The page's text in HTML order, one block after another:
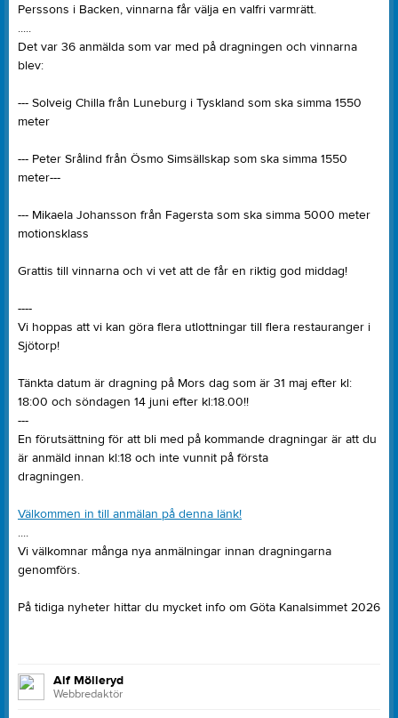
Perssons i Backen, vinnarna får välja en valfri varmrätt.
.....
Det var 36 anmälda som var med på dragningen och vinnarna
blev:
--- Solveig Chilla från Luneburg i Tyskland som ska simma 1550
meter
--- Peter Srålind från Ösmo Simsällskap som ska simma 1550
meter---
--- Mikaela Johansson från Fagersta som ska simma 5000 meter
motionsklass
Grattis till vinnarna och vi vet att de får en riktig god middag!
----
Vi hoppas att vi kan göra flera utlottningar till flera restauranger i
Sjötorp!
Tänkta datum är dragning på Mors dag som är 31 maj efter kl:
18:00 och söndagen 14 juni efter kl:18.00!!
---
En förutsättning för att bli med på kommande dragningar är att du
är anmäld innan kl:18 och inte vunnit på första
dragningen.
Välkommen in till anmälan på denna länk!
....
Vi välkomnar många nya anmälningar innan dragningarna
genomförs.
På tidiga nyheter hittar du mycket info om Göta Kanalsimmet 2026
Alf Mölleryd
Webbredaktör